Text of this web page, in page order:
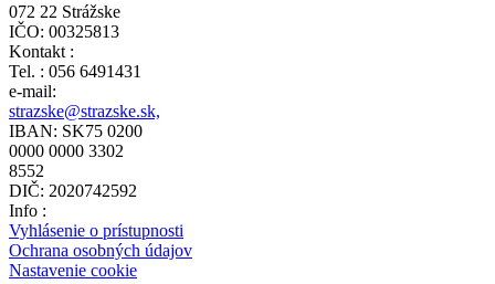
072 22 Strážske
IČO: 00325813
Kontakt :
Tel. : 056 6491431
e-mail:
strazske@strazske.sk,
IBAN: SK75 0200
0000 0000 3302
8552
DIČ: 2020742592
Info :
Vyhlásenie o prístupnosti
Ochrana osobných údajov
Nastavenie cookie